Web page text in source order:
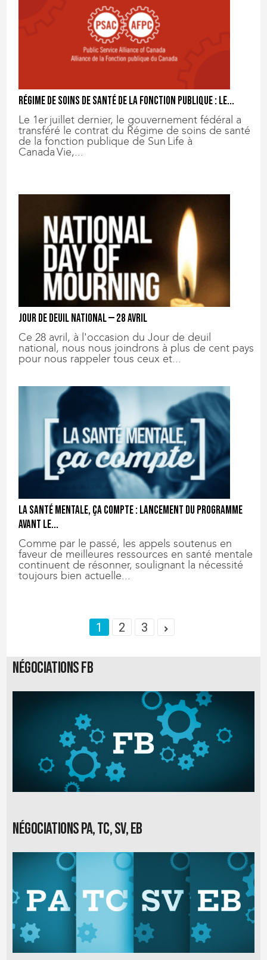
Régime de soins de santé de la fonction publique : le...
Le 1er juillet dernier, le gouvernement fédéral a
transféré le contrat du Régime de soins de santé
de la fonction publique de Sun Life à
Canada Vie,...
Jour de deuil national — 28 avril
Ce 28 avril, à l'occasion du Jour de deuil
national, nous nous joindrons à plus de cent pays
pour nous rappeler tous ceux et...
La santé mentale, ça compte : lancement du programme
Avant le...
Comme par le passé, les appels soutenus en
faveur de meilleures ressources en santé mentale
continuent de résonner, soulignant la nécessité
toujours bien actuelle...
1 2 3
Négociations FB
Négociations PA, TC, SV, EB